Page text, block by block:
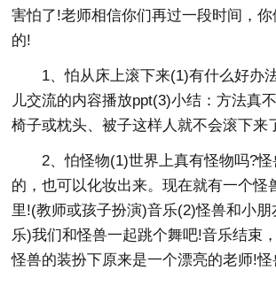
害怕了!老师相信你们再过一段时间，
的!
1、怕从床上滚下来(1)有什么好办
儿交流的内容播放ppt(3)小结：方法真
椅子或枕头、被子这样人就不会滚下来
2、怕怪物(1)世界上真有怪物吗?
的，也可以化妆出来。现在就有一个怪
里!(教师或孩子扮演)音乐(2)怪兽和小
乐)我们和怪兽一起跳个舞吧!音乐结束
怪兽的装扮下原来是一个漂亮的老师!